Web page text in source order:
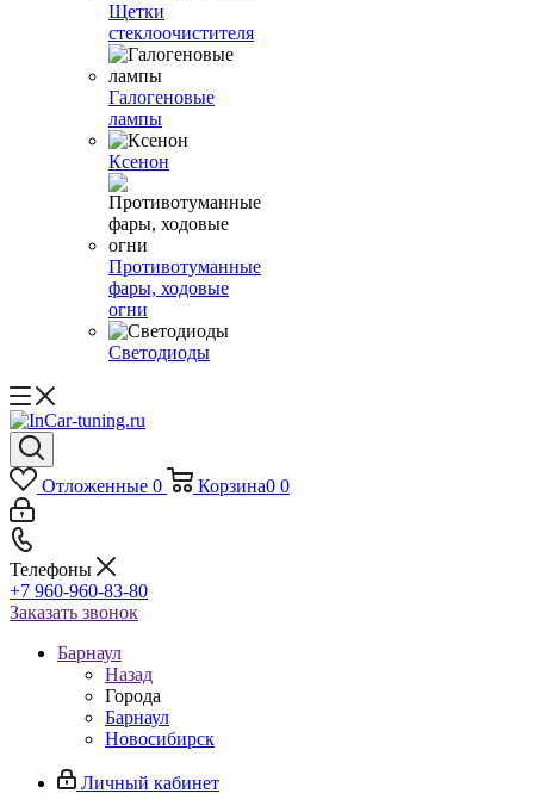
Щетки
стеклоочистителя
Галогеновые
лампы
Ксенон
Противотуманные
фары, ходовые
огни
Светодиоды
Отложенные 0 Корзина0 0
Телефоны
+7 960-960-83-80
Заказать звонок
Барнаул
Назад
Города
Барнаул
Новосибирск
Личный кабинет